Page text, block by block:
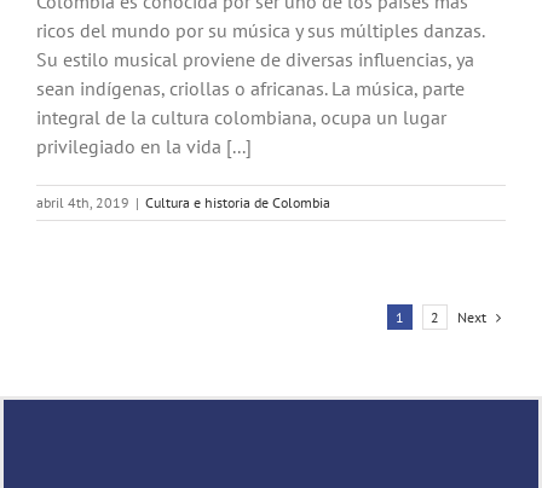
ricos del mundo por su música y sus múltiples danzas.
Su estilo musical proviene de diversas influencias, ya
sean indígenas, criollas o africanas. La música, parte
integral de la cultura colombiana, ocupa un lugar
privilegiado en la vida [...]
abril 4th, 2019 | Cultura e historia de Colombia
1 2 Next